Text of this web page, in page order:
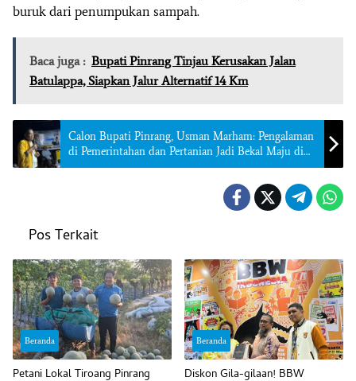
buruk dari penumpukan sampah.
Baca juga : Bupati Pinrang Tinjau Kerusakan Jalan
Batulappa, Siapkan Jalur Alternatif 14 Km
Calon Bupati Pinrang, Usman Marham: Pengalaman
di Pemerintahan dan Pertanian Jadi Bekal Maju di
Pilkada
Pos Terkait
Beranda
Petani Lokal Tiroang Pinrang
Beranda
Diskon Gila-gilaan! BBW